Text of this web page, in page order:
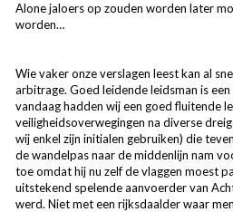
Alone jaloers op zouden worden later
worden…
Wie vaker onze verslagen leest kan al
arbitrage. Goed leidende leidsman is
vandaag hadden wij een goed fluitende
veiligheidsoverwegingen na diverse
wij enkel zijn initialen gebruiken) die
de wandelpas naar de middenlijn nam
toe omdat hij nu zelf de vlaggen moest
uitstekend spelende aanvoerder van
werd. Niet met een rijksdaalder waar